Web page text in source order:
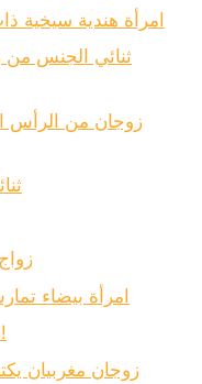
امرأة هندية سيخية
ثنائي الجنس
زوجان من الرأس
امرأة بيضاء
نسوية أفريقانية تجرب بي بي سي!
زوجان مغربيان